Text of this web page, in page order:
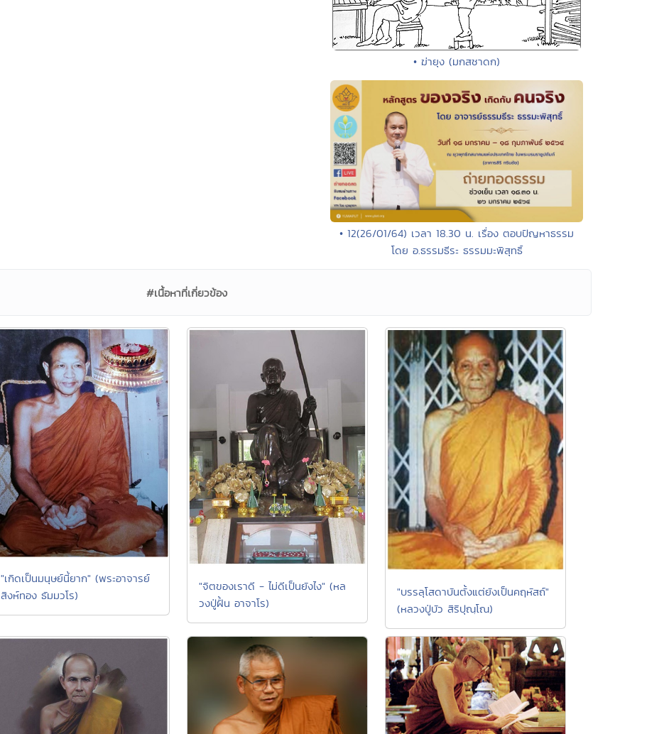
• ฆ่ายุง (มกสชาดก)
• 12(26/01/64) เวลา 18.30 น. เรื่อง ตอบปัญหาธรรม
โดย อ.ธรรมธีระ ธรรมมะพิสุทธิ์
#เนื้อหาที่เกี่ยวข้อง
"เกิดเป็นมนุษย์นี้ยาก" (พระอาจารย์
สิงห์ทอง ธัมมวโร)
"จิตของเราดี - ไม่ดีเป็นยังไง" (หล
วงปู่ฝั้น อาจาโร)
"บรรลุโสดาบันตั้งแต่ยังเป็นคฤหัสถ์"
(หลวงปู่บัว สิริปุณฺโณ)